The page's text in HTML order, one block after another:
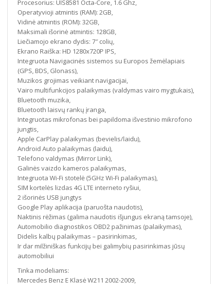
Procesorius: UIS8581 Octa-Core, 1.6 Ghz,
Operatyvioji atmintis (RAM): 2GB,
Vidinė atmintis (ROM): 32GB,
Maksimali išorinė atmintis: 128GB,
Liečiamojo ekrano dydis: 7″ colių,
Ekrano Raiška: HD 1280x720P IPS,
Integruota Navigacinės sistemos su Europos žemėlapiais
(GPS, BDS, Glonass),
Muzikos grojimas veikiant navigacijai,
Vairo multifunkcijos palaikymas (valdymas vairo mygtukais),
Bluetooth muzika,
Bluetooth laisvų rankų įranga,
Integruotas mikrofonas bei papildoma išvestinio mikrofono
jungtis,
Apple CarPlay palaikymas (bevielis/laidu),
Android Auto palaikymas (laidu),
Telefono valdymas (Mirror Link),
Galinės vaizdo kameros palaikymas,
Integruota Wi-Fi stotelė (5GHz Wi-Fi palaikymas),
SIM kortelės lizdas 4G LTE interneto ryšiui,
2 išorinės USB jungtys
Google Play aplikacija (paruošta naudotis),
Naktinis rėžimas (galima naudotis išjungus ekraną tamsoje),
Automobilio diagnostikos OBD2 pažinimas (palaikymas),
Didelis kalbų palaikymas – pasirinkimas,
Ir dar milžiniškas funkcijų bei galimybių pasirinkimas jūsų
automobiliui
Tinka modeliams:
Mercedes Benz E Klasė W211 2002-2009,